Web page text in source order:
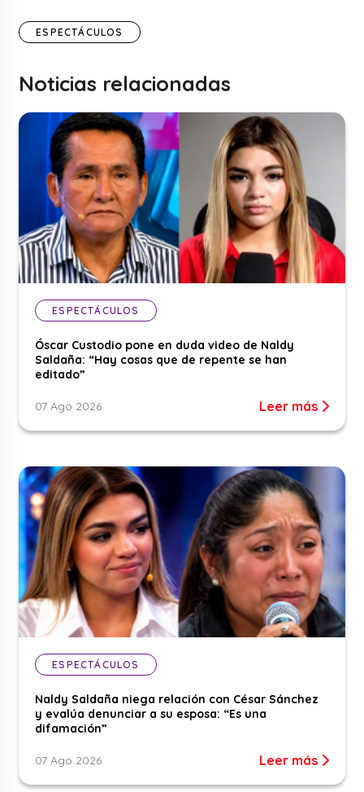
ESPECTÁCULOS
Noticias relacionadas
ESPECTÁCULOS
Óscar Custodio pone en duda video de Naldy
Saldaña: “Hay cosas que de repente se han
editado”
07 Ago 2026 Leer más
ESPECTÁCULOS
Naldy Saldaña niega relación con César Sánchez
y evalúa denunciar a su esposa: “Es una
difamación”
07 Ago 2026 Leer más